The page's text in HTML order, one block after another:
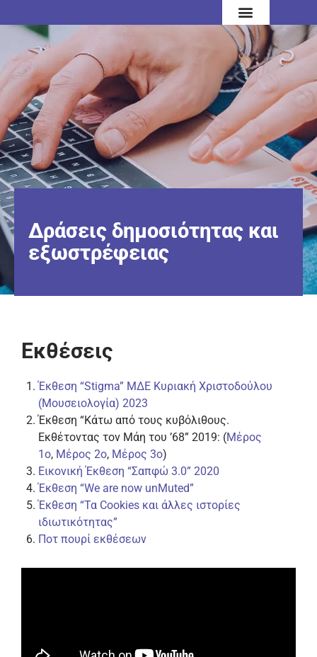
Δράσεις δημοσιότητας και
εξωστρέφειας
Εκθέσεις
Έκθεση “Stigma” ΜΔΕ Κυριακή Χριστοδούλου
(Μουσειολογία) 2023
Έκθεση “Κάτω από τους κυβόλιθους.
Εκθέτοντας τον Μάη του ’68” 2019: (Μέρος
1ο, Μέρος 2ο, Μέρος 3ο)
Εικονική Έκθεση “Σαπφώ 3.0” 2020
Έκθεση “We are now unMuted”
Έκθεση “Τα Cookies και άλλες ιστορίες
ιδιωτικότητας”
Ποτ πουρί εκθέσεων